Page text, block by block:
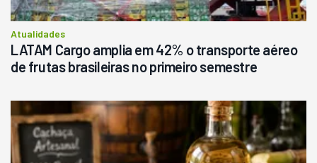
Consultar
Atualidades
LATAM Cargo amplia em 42% o transporte aéreo
de frutas brasileiras no primeiro semestre